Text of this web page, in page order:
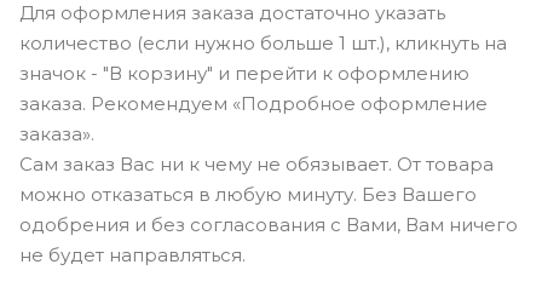
Для оформления заказа достаточно указать
количество (если нужно больше 1 шт.), кликнуть на
значок - "В корзину" и перейти к оформлению
заказа. Рекомендуем «Подробное оформление
заказа».
Сам заказ Вас ни к чему не обязывает. От товара
можно отказаться в любую минуту. Без Вашего
одобрения и без согласования с Вами, Вам ничего
не будет направляться.